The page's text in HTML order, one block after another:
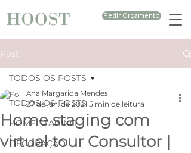
Pedir Orçamento
Post
TODOS OS POSTS
HOME STAGING
DECORAÇÃO
TODOS OS POSTS
Home staging com
virtual tour Consultor |
Ana Margarida Mendes
27 de jan. de 2021 5 min de leitura